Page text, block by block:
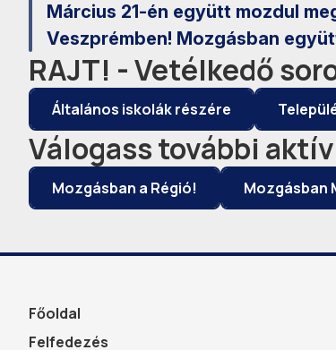
Március 21-én együtt mozdul
Veszprémben! Mozgásban
RAJT! - Vetélkedő
Általános iskolák részére
Válogass további
Mozgásban a Régió! Mozgásban
Főoldal
Felfedezés